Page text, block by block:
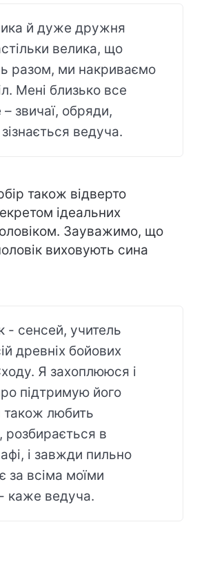
й дуже дружня
велика, що
разом, ми накриваємо
Мені близько все
– звичаї, обряди,
ведуча.
також відверто
ідеальних
Зауважимо, що
виховують сина
- сенсей, учитель
древніх бойових
Я захоплююся і
підтримую його
також любить
розбирається в
і завжди пильно
за всіма моїми
каже ведуча.